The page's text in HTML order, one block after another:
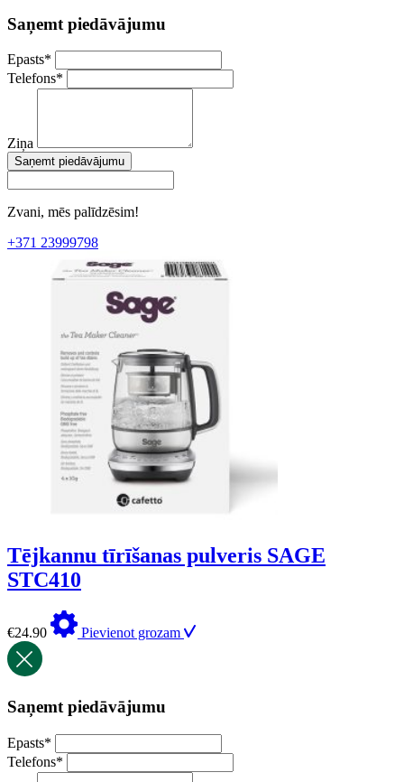
Saņemt piedāvājumu
Epasts*
Telefons*
Ziņa
Saņemt piedāvājumu
Zvani, mēs palīdzēsim!
+371 23999798
Tējkannu tīrīšanas pulveris SAGE
STC410
€24.90 Pievienot grozam
Saņemt piedāvājumu
Epasts*
Telefons*